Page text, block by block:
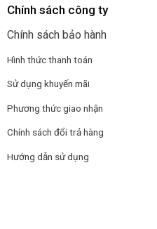
Chính sách công ty
Chính sách bảo hành
Hình thức thanh toán
Sử dụng khuyến mãi
Phương thức giao nhận
Chính sách đổi trả hàng
Hướng dẫn sử dụng